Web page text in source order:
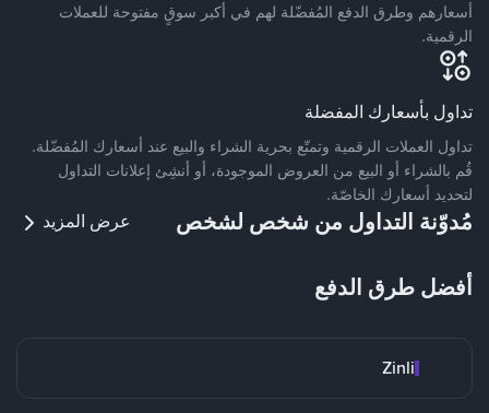
أسعارهم وطرق الدفع المُفضّلة لهم في أكبر سوقٍ مفتوحة للعملات
الرقمية.
تداول بأسعارك المفضلة
تداول العملات الرقمية وتمتّع بحرية الشراء والبيع عند أسعارك المُفضّلة.
قُم بالشراء أو البيع من العروض الموجودة، أو أنشِئ إعلانات التداول
لتحديد أسعارك الخاصّة.
مُدوّنة التداول من شخص لشخص عرض المزيد
أفضل طرق الدفع
Zinli